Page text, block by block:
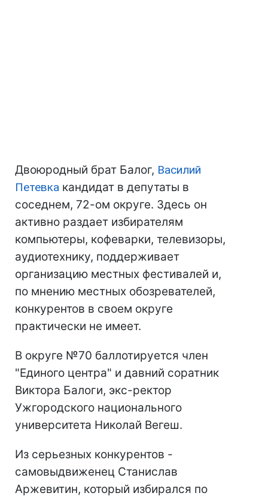
Двоюродный брат Балог, Василий
Петевка кандидат в депутаты в
соседнем, 72-ом округе. Здесь он
активно раздает избирателям
компьютеры, кофеварки, телевизоры,
аудиотехнику, поддерживает
организацию местных фестивалей и,
по мнению местных обозревателей,
конкурентов в своем округе
практически не имеет.
В округе №70 баллотируется член
"Единого центра" и давний соратник
Виктора Балоги, экс-ректор
Ужгородского национального
университета Николай Вегеш.
Из серьезных конкурентов -
самовыдвиженец Станислав
Аржевитин, который избирался по